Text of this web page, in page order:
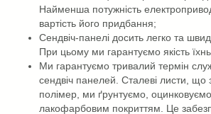
Найменша потужність
вартість його придбання;
Сендвіч-панелі досить легко та
При цьому ми гарантуємо якість
Ми гарантуємо тривалий термін
сендвіч панелей. Сталеві листи, що
полімер, ми ґрунтуємо,
лакофарбовим покриттям. Це